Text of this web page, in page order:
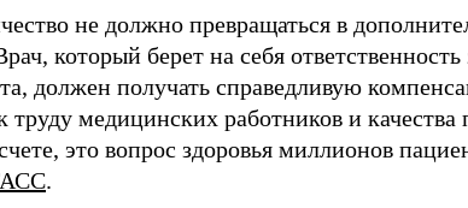
не должно превращаться в
который берет на себя
должен получать справедливую
труду медицинских работников и качества
это вопрос здоровья миллионов
.